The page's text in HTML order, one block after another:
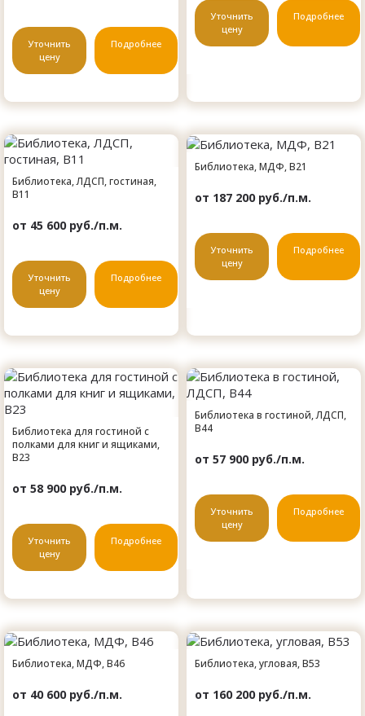
Уточнить
цену
Подробнее
Уточнить
цену
Подробнее
Библиотека, ЛДСП, гостиная,
B11
от 45 600 руб./п.м.
Уточнить
цену
Подробнее
Библиотека, МДФ, B21
от 187 200 руб./п.м.
Уточнить
цену
Подробнее
Библиотека для гостиной с
полками для книг и ящиками,
B23
от 58 900 руб./п.м.
Уточнить
цену
Подробнее
Библиотека в гостиной, ЛДСП,
B44
от 57 900 руб./п.м.
Уточнить
цену
Подробнее
Библиотека, МДФ, B46
от 40 600 руб./п.м.
Библиотека, угловая, B53
от 160 200 руб./п.м.